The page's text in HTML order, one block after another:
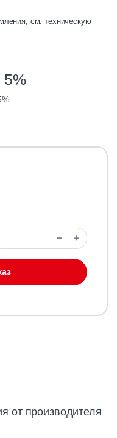
см. техническую
5%
от производителя